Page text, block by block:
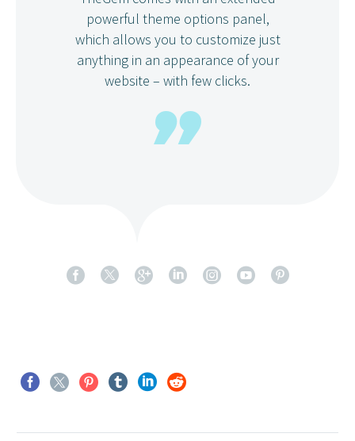
powerful theme options panel,
which allows you to customize just
anything in an appearance of your
website – with few clicks.